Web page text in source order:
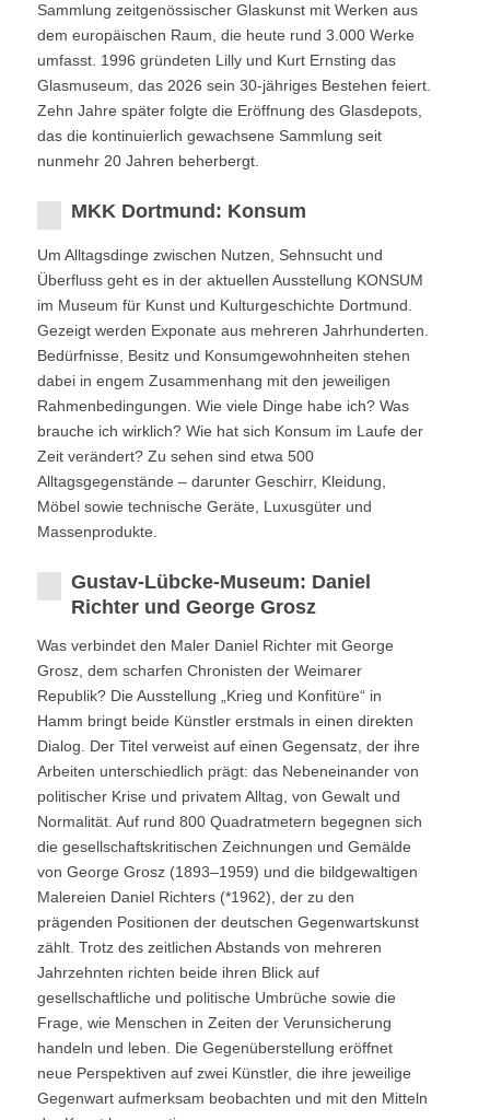
Sammlung zeitgenössischer Glaskunst mit Werken aus
dem europäischen Raum, die heute rund 3.000 Werke
umfasst. 1996 gründeten Lilly und Kurt Ernsting das
Glasmuseum, das 2026 sein 30-jähriges Bestehen feiert.
Zehn Jahre später folgte die Eröffnung des Glasdepots,
das die kontinuierlich gewachsene Sammlung seit
nunmehr 20 Jahren beherbergt.
MKK Dortmund: Konsum
Um Alltagsdinge zwischen Nutzen, Sehnsucht und
Überfluss geht es in der aktuellen Ausstellung KONSUM
im Museum für Kunst und Kulturgeschichte Dortmund.
Gezeigt werden Exponate aus mehreren Jahrhunderten.
Bedürfnisse, Besitz und Konsumgewohnheiten stehen
dabei in engem Zusammenhang mit den jeweiligen
Rahmenbedingungen. Wie viele Dinge habe ich? Was
brauche ich wirklich? Wie hat sich Konsum im Laufe der
Zeit verändert? Zu sehen sind etwa 500
Alltagsgegenstände – darunter Geschirr, Kleidung,
Möbel sowie technische Geräte, Luxusgüter und
Massenprodukte.
Gustav-Lübcke-Museum: Daniel
Richter und George Grosz
Was verbindet den Maler Daniel Richter mit George
Grosz, dem scharfen Chronisten der Weimarer
Republik? Die Ausstellung „Krieg und Konfitüre“ in
Hamm bringt beide Künstler erstmals in einen direkten
Dialog. Der Titel verweist auf einen Gegensatz, der ihre
Arbeiten unterschiedlich prägt: das Nebeneinander von
politischer Krise und privatem Alltag, von Gewalt und
Normalität. Auf rund 800 Quadratmetern begegnen sich
die gesellschaftskritischen Zeichnungen und Gemälde
von George Grosz (1893–1959) und die bildgewaltigen
Malereien Daniel Richters (*1962), der zu den
prägenden Positionen der deutschen Gegenwartskunst
zählt. Trotz des zeitlichen Abstands von mehreren
Jahrzehnten richten beide ihren Blick auf
gesellschaftliche und politische Umbrüche sowie die
Frage, wie Menschen in Zeiten der Verunsicherung
handeln und leben. Die Gegenüberstellung eröffnet
neue Perspektiven auf zwei Künstler, die ihre jeweilige
Gegenwart aufmerksam beobachten und mit den Mitteln